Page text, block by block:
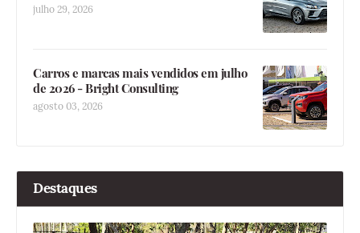
julho 29, 2026
Carros e marcas mais vendidos em julho
de 2026 - Bright Consulting
agosto 03, 2026
Destaques